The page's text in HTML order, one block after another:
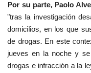
Por su parte, Paolo
"tras la investigación
domicilios, en los que
de drogas. En este
jueves en la noche y
drogas e infracción a la